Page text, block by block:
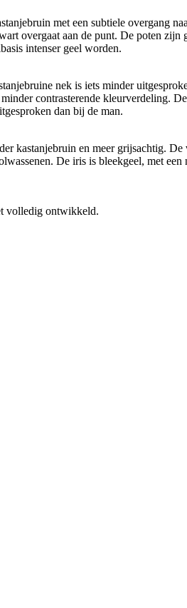
met een subtiele overgang
overgaat aan de punt. De poten
intenser geel worden.
nek is iets minder
contrasterende kleurverdeling.
dan bij de man.
kastanjebruin en meer grijsachtig.
De iris is bleekgeel, met
volledig ontwikkeld.